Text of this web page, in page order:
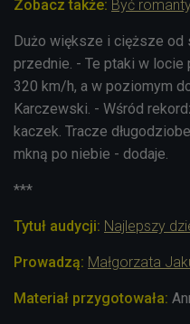
Zobacz także: Być
Dużo większe i cięższe od
przednie. - Te ptaki w
320 km/h, a w poziomym
Karczewski. - Wśród
kaczek. Tracze
mkną po niebie - dodaje.
***
Tytuł audycji: Najlepszy
Prowadzą: Małgorzata
Materiał przygotowała: